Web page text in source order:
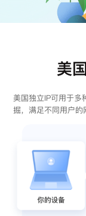
美
美国独立IP可用于多
掘，满足不同用户的